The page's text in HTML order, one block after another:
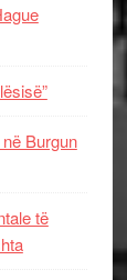
Burgun
të